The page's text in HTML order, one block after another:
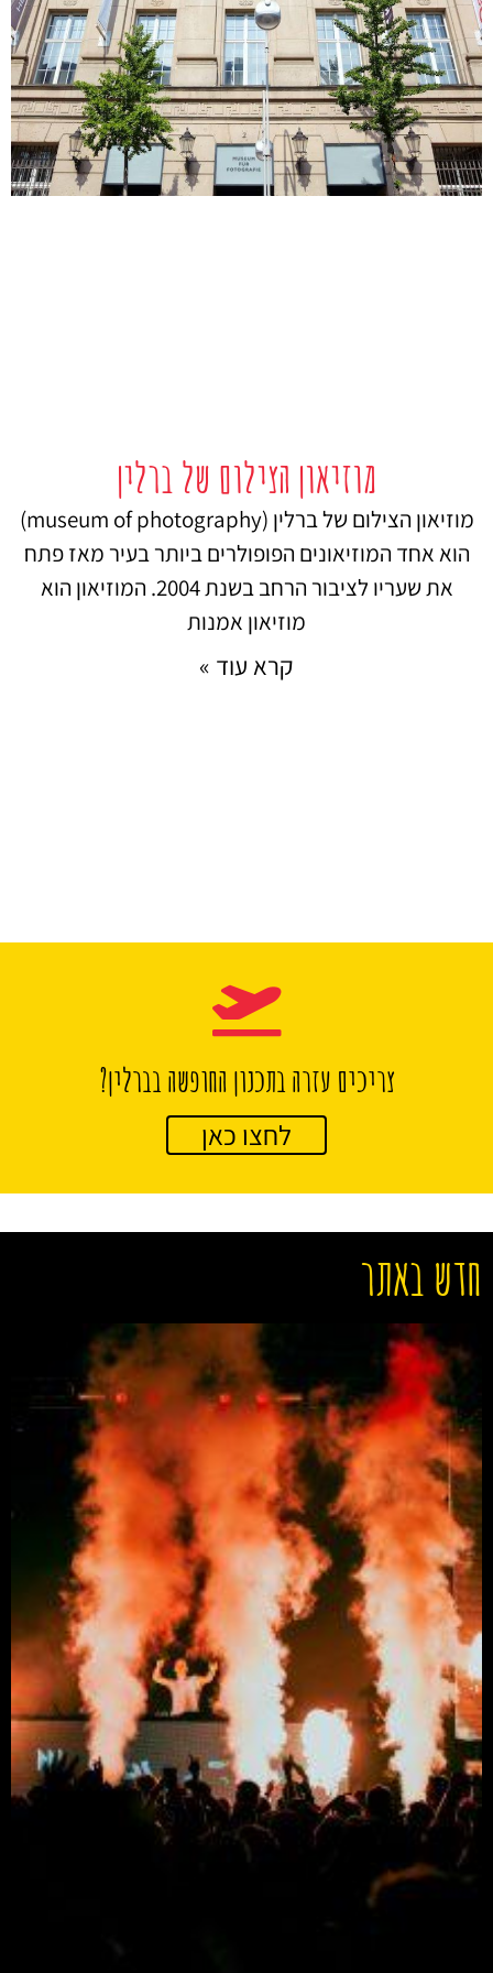
מוזיאון הצילום של ברלין
מוזיאון הצילום של ברלין (museum of photography)
הוא אחד המוזיאונים הפופולרים ביותר בעיר מאז פתח
את שעריו לציבור הרחב בשנת 2004. המוזיאון הוא
מוזיאון אמנות
קרא עוד »
צריכים עזרה בתכנון החופשה בברלין?
לחצו כאן
חדש באתר